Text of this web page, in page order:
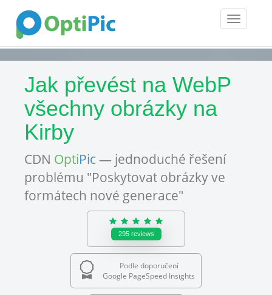
Toggle
Jak převést na WebP
všechny obrázky na
Kirby
CDN OptiPic — jednoduché řešení
problému "Poskytovat obrázky ve
formátech nové generace"
295 reviews
Podle doporučení
Google PageSpeed Insights